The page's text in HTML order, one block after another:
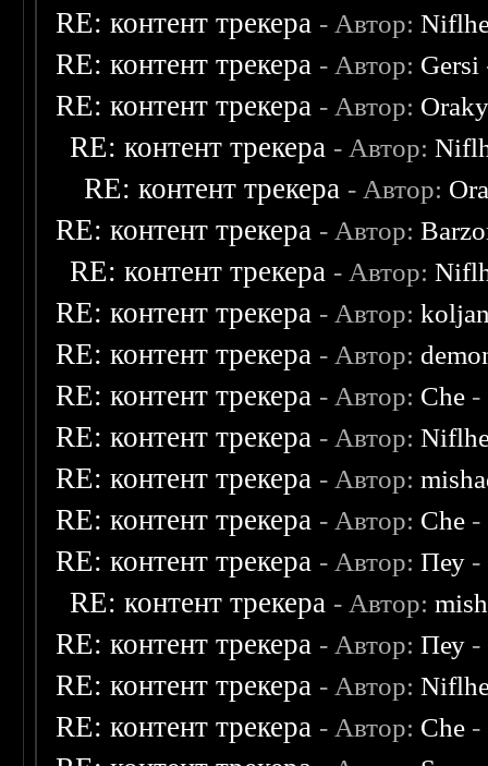
RE: контент трекера - Автор:
RE: контент трекера - Автор: Gersi
RE: контент трекера - Автор:
RE: контент трекера - Автор:
RE: контент трекера - Автор:
RE: контент трекера - Автор:
RE: контент трекера - Автор:
RE: контент трекера - Автор:
RE: контент трекера - Автор:
RE: контент трекера - Автор: Che -
RE: контент трекера - Автор:
RE: контент трекера - Автор:
RE: контент трекера - Автор: Che -
RE: контент трекера - Автор:Пеу -
RE: контент трекера - Автор:
RE: контент трекера - Автор:Пеу -
RE: контент трекера - Автор:
RE: контент трекера - Автор: Che -